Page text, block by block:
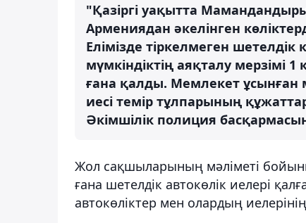
"Қазіргі уақытта
Армениядан әкелінген
Елімізде тіркелмеген шетелдік
мүмкіндіктің аяқталу мерзімі
ғана қалды. Мемлекет ұсынған
иесі темір тұлпарының
Әкімшілік полиция
Жол сақшыларының мәліметі
ғана шетелдік автокөлік иелері
автокөліктер мен олардың